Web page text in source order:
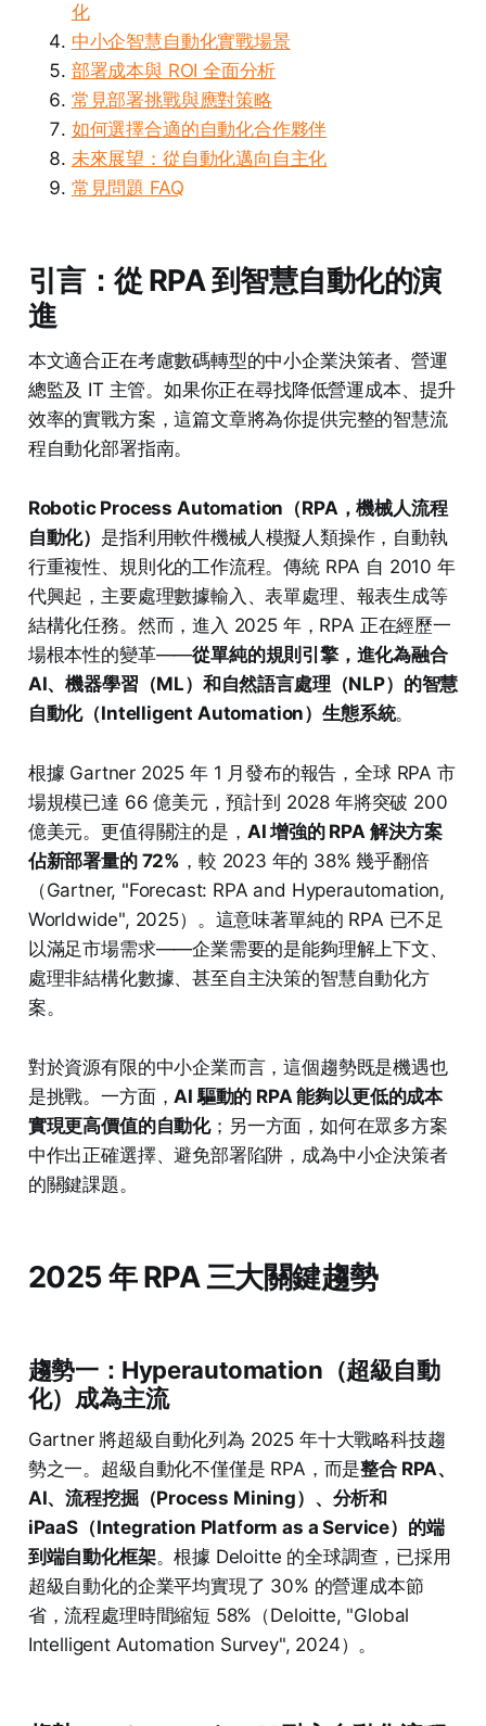
化
中小企智慧自動化實戰場景
部署成本與 ROI 全面分析
常見部署挑戰與應對策略
如何選擇合適的自動化合作夥伴
未來展望：從自動化邁向自主化
常見問題 FAQ
引言：從 RPA 到智慧自動化的演
進
本文適合正在考慮數碼轉型的中小企業決策者、營運
總監及 IT 主管。如果你正在尋找降低營運成本、提升
效率的實戰方案，這篇文章將為你提供完整的智慧流
程自動化部署指南。
Robotic Process Automation（RPA，機械人流程
自動化） 是指利用軟件機械人模擬人類操作，自動執
行重複性、規則化的工作流程。傳統 RPA 自 2010 年
代興起，主要處理數據輸入、表單處理、報表生成等
結構化任務。然而，進入 2025 年，RPA 正在經歷一
場根本性的變革——從單純的規則引擎，進化為融合
AI、機器學習（ML）和自然語言處理（NLP）的智慧
自動化（Intelligent Automation）生態系統。
根據 Gartner 2025 年 1 月發布的報告，全球 RPA 市
場規模已達 66 億美元，預計到 2028 年將突破 200
億美元。更值得關注的是， AI 增強的 RPA 解決方案
佔新部署量的 72% ，較 2023 年的 38% 幾乎翻倍
（Gartner, "Forecast: RPA and Hyperautomation,
Worldwide", 2025）。這意味著單純的 RPA 已不足
以滿足市場需求——企業需要的是能夠理解上下文、
處理非結構化數據、甚至自主決策的智慧自動化方
案。
對於資源有限的中小企業而言，這個趨勢既是機遇也
是挑戰。一方面，AI 驅動的 RPA 能夠以更低的成本
實現更高價值的自動化；另一方面，如何在眾多方案
中作出正確選擇、避免部署陷阱，成為中小企決策者
的關鍵課題。
2025 年 RPA 三大關鍵趨勢
趨勢一：Hyperautomation（超級自動
化）成為主流
Gartner 將超級自動化列為 2025 年十大戰略科技趨
勢之一。超級自動化不僅僅是 RPA，而是整合 RPA、
AI、流程挖掘（Process Mining）、分析和
iPaaS（Integration Platform as a Service）的端
到端自動化框架。根據 Deloitte 的全球調查，已採用
超級自動化的企業平均實現了 30% 的營運成本節
省，流程處理時間縮短 58%（Deloitte, "Global
Intelligent Automation Survey", 2024）。